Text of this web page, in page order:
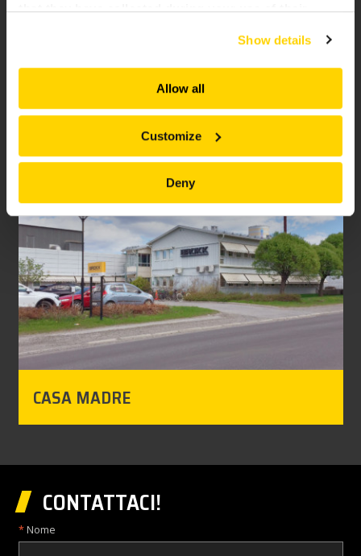
that they have collected during your use of their
and serve you content that truly matters. Join us and
explore more!
Show details
Allow all
Customize
Deny
IL GRUPPO BROKK
CASA MADRE
CONTATTACI!
Nome